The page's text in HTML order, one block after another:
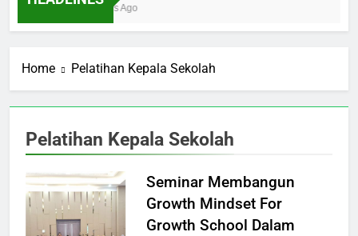
6 Days Ago
Home Pelatihan Kepala Sekolah
Pelatihan Kepala Sekolah
Seminar Membangun
Growth Mindset For
Growth School Dalam